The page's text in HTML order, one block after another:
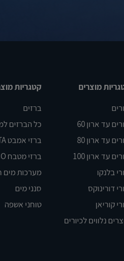
מוצרים
עד ארון 60
עד ארון 80
עד ארון 100
בלנקו
דורינוקס
קוריאן
נלווים לכיורים
קטגריות
ברזים
כל הברזים
ברזי אמבט DELTA
ברזי מטבח BLANCO
מערכות מים
סנני מים
טוחני אשפה